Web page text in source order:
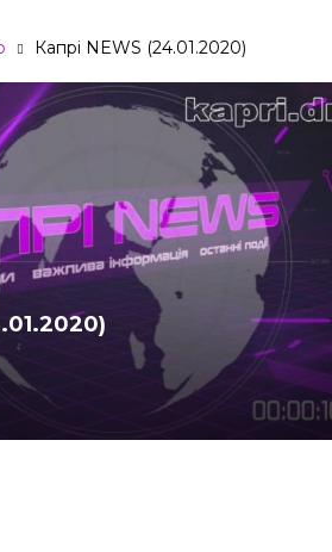
Капрі NEWS (24.01.2020)